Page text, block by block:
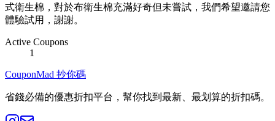
式衛生棉，對於布衛生棉充滿好奇但未嘗試，我們希望邀請您
體驗試用，謝謝。
Active Coupons
1
CouponMad 抄你碼
省錢必備的優惠折扣平台，幫你找到最新、最划算的折扣碼。